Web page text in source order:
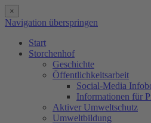
×
Navigation überspringen
Start
Storchenhof
Geschichte
Öffentlichkeitsarbeit
Social-Media
Informationen für
Aktiver Umweltschutz
Umweltbildung